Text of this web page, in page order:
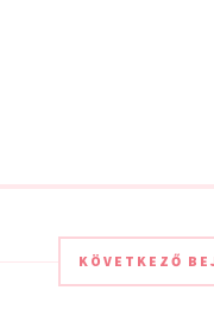
KÖVETKEZŐ